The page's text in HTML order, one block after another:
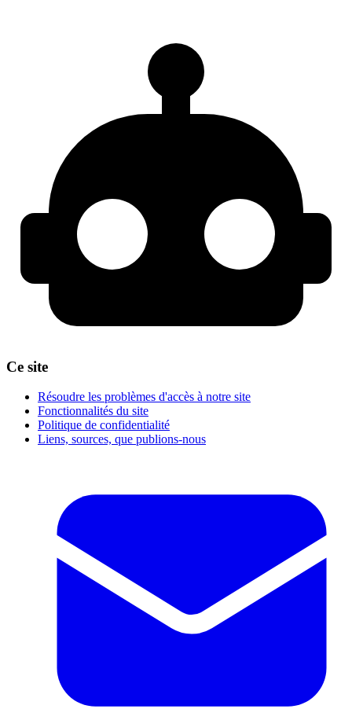
Ce site
Résoudre les problèmes d'accès à notre site
Fonctionnalités du site
Politique de confidentialité
Liens, sources, que publions-nous